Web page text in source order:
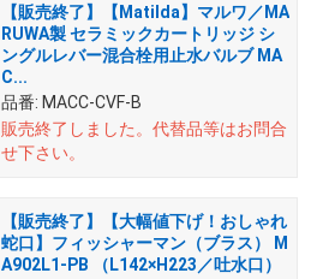
【販売終了】【Matilda】マルワ／MA
RUWA製 セラミックカートリッジ シ
ングルレバー混合栓用止水バルブ MA
C...
品番: MACC-CVF-B
販売終了しました。 代替品等はお問合
せ下さい。
【販売終了】【大幅値下げ！おしゃれ
蛇口】フィッシャーマン（ブラス） M
A902L1-PB （L142×H223／吐水口）